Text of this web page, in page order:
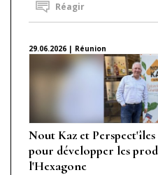
Réagir
29.06.2026 | Réunion
Nout Kaz et
pour développer les
l'Hexagone